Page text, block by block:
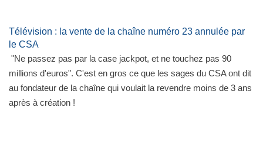
Télévision : la vente de la chaîne numéro 23 annulée par
le CSA
"Ne passez pas par la case jackpot, et ne touchez pas 90
millions d'euros". C'est en gros ce que les sages du CSA ont dit
au fondateur de la chaîne qui voulait la revendre moins de 3 ans
après à création !